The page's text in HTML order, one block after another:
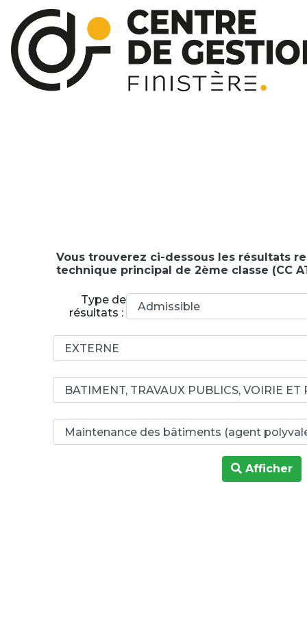
Vous trouverez ci-dessous les résultats
technique principal de 2ème classe (CC
Type de
résultats :
Afficher